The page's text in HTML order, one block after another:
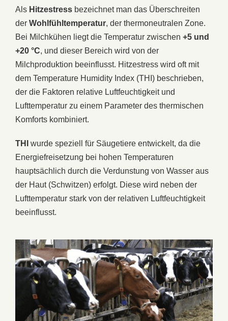
Als Hitzestress bezeichnet man das Überschreiten
der Wohlfühltemperatur, der thermoneutralen Zone.
Bei Milchkühen liegt die Temperatur zwischen +5 und
+20 °C, und dieser Bereich wird von der
Milchproduktion beeinflusst. Hitzestress wird oft mit
dem Temperature Humidity Index (THI) beschrieben,
der die Faktoren relative Luftfeuchtigkeit und
Lufttemperatur zu einem Parameter des thermischen
Komforts kombiniert.
THI
wurde speziell für Säugetiere entwickelt, da die
Energiefreisetzung bei hohen Temperaturen
hauptsächlich durch die Verdunstung von Wasser aus
der Haut (Schwitzen) erfolgt. Diese wird neben der
Lufttemperatur stark von der relativen Luftfeuchtigkeit
beeinflusst.